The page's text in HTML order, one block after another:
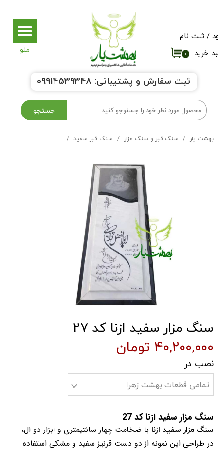
جستجو
۰ خرید
/ ثبت نام
تغییر گذر واژه
خروج از حساب کاربری
ثبت سفارش و پشتیبانی: 09914539348
بهشت یار سنگ قبر و سنگ مزار سنگ قبر سفید
سنگ مزار سفید ازنا کد 27
۴۰,۲۰۰,۰۰۰ تومان
سنگ مزار سفید ازنا کد 27
سنگ مزار سفید ازنا با ضخامت چهار سانتیمتری و ابزار دو ال،
در طراحی این نمونه از دو دست قرنیز سفید و مشکی استفاده
نصب در
تمامی قطعات بهشت زهرا